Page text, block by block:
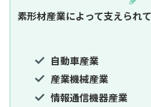
素形材産業によって支えられ
自動車産業
産業機械産業
情報通信機器産業